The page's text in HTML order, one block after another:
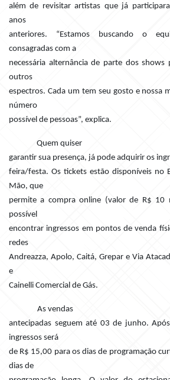
além de revisitar artistas que já
anos
anteriores. “Estamos buscando o
consagradas com a
necessária alternância de parte dos
outros
espectros. Cada um tem seu gosto e nossa
número
possível de pessoas”, explica.
Quem quiser
garantir sua presença, já pode adquirir os
feira/festa. Os tickets estão disponíveis no
Mão, que
permite a compra online (valor de R$ 10
possível
encontrar ingressos em pontos de venda
redes
Andreazza, Apolo, Caitá, Grepar e Via
e
Cainelli Comercial de Gás.
As vendas
antecipadas seguem até 03 de junho.
ingressos será
de R$ 15,00 para os dias de programação
dias de